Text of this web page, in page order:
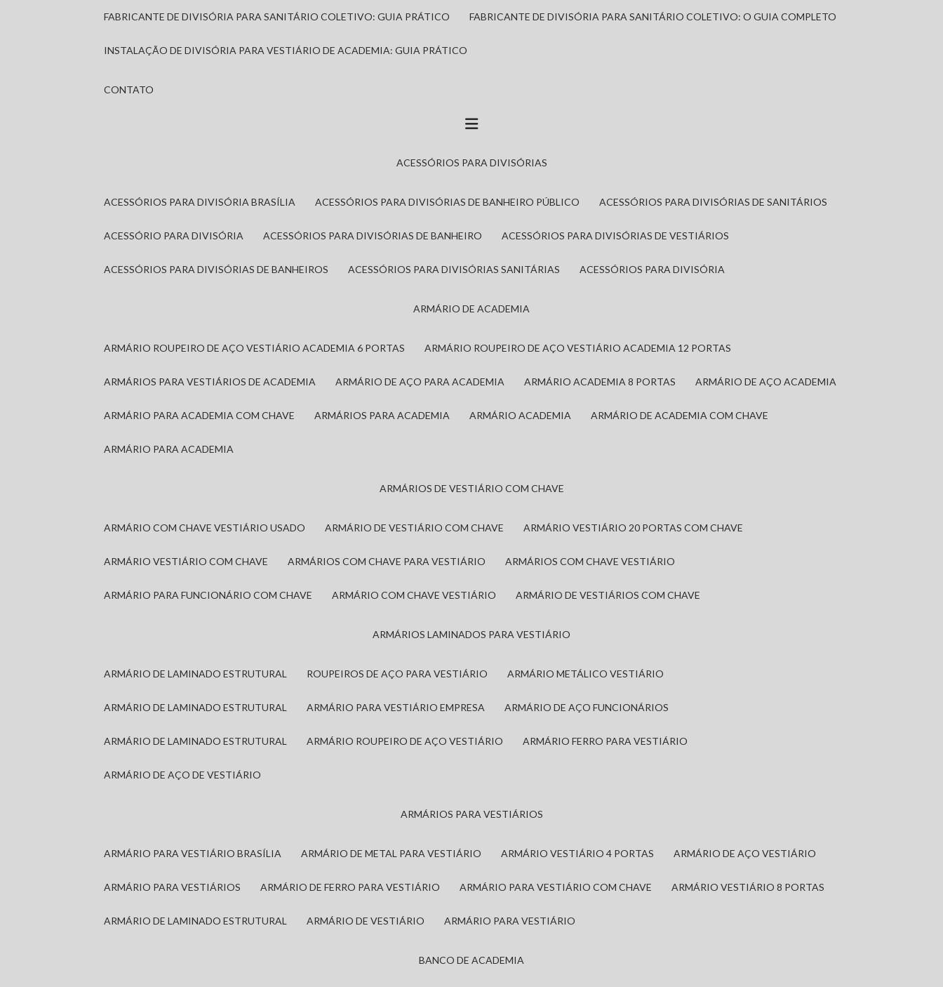
FABRICANTE DE DIVISÓRIA PARA SANITÁRIO COLETIVO: GUIA PRÁTICO FABRICANTE DE DIVISÓRIA PARA SANITÁRIO COLETIVO: O GUIA COMPLETO
INSTALAÇÃO DE DIVISÓRIA PARA VESTIÁRIO DE ACADEMIA: GUIA PRÁTICO
CONTATO
ACESSÓRIOS PARA DIVISÓRIAS
ACESSÓRIOS PARA DIVISÓRIA BRASÍLIA ACESSÓRIOS PARA DIVISÓRIAS DE BANHEIRO PÚBLICO ACESSÓRIOS PARA DIVISÓRIAS DE SANITÁRIOS
ACESSÓRIO PARA DIVISÓRIA ACESSÓRIOS PARA DIVISÓRIAS DE BANHEIRO ACESSÓRIOS PARA DIVISÓRIAS DE VESTIÁRIOS
ACESSÓRIOS PARA DIVISÓRIAS DE BANHEIROS ACESSÓRIOS PARA DIVISÓRIAS SANITÁRIAS ACESSÓRIOS PARA DIVISÓRIA
ARMÁRIO DE ACADEMIA
ARMÁRIO ROUPEIRO DE AÇO VESTIÁRIO ACADEMIA 6 PORTAS ARMÁRIO ROUPEIRO DE AÇO VESTIÁRIO ACADEMIA 12 PORTAS
ARMÁRIOS PARA VESTIÁRIOS DE ACADEMIA ARMÁRIO DE AÇO PARA ACADEMIA ARMÁRIO ACADEMIA 8 PORTAS ARMÁRIO DE AÇO ACADEMIA
ARMÁRIO PARA ACADEMIA COM CHAVE ARMÁRIOS PARA ACADEMIA ARMÁRIO ACADEMIA ARMÁRIO DE ACADEMIA COM CHAVE
ARMÁRIO PARA ACADEMIA
ARMÁRIOS DE VESTIÁRIO COM CHAVE
ARMÁRIO COM CHAVE VESTIÁRIO USADO ARMÁRIO DE VESTIÁRIO COM CHAVE ARMÁRIO VESTIÁRIO 20 PORTAS COM CHAVE
ARMÁRIO VESTIÁRIO COM CHAVE ARMÁRIOS COM CHAVE PARA VESTIÁRIO ARMÁRIOS COM CHAVE VESTIÁRIO
ARMÁRIO PARA FUNCIONÁRIO COM CHAVE ARMÁRIO COM CHAVE VESTIÁRIO ARMÁRIO DE VESTIÁRIOS COM CHAVE
ARMÁRIOS LAMINADOS PARA VESTIÁRIO
ARMÁRIO DE LAMINADO ESTRUTURAL ROUPEIROS DE AÇO PARA VESTIÁRIO ARMÁRIO METÁLICO VESTIÁRIO
ARMÁRIO DE LAMINADO ESTRUTURAL ARMÁRIO PARA VESTIÁRIO EMPRESA ARMÁRIO DE AÇO FUNCIONÁRIOS
ARMÁRIO DE LAMINADO ESTRUTURAL ARMÁRIO ROUPEIRO DE AÇO VESTIÁRIO ARMÁRIO FERRO PARA VESTIÁRIO
ARMÁRIO DE AÇO DE VESTIÁRIO
ARMÁRIOS PARA VESTIÁRIOS
ARMÁRIO PARA VESTIÁRIO BRASÍLIA ARMÁRIO DE METAL PARA VESTIÁRIO ARMÁRIO VESTIÁRIO 4 PORTAS ARMÁRIO DE AÇO VESTIÁRIO
ARMÁRIO PARA VESTIÁRIOS ARMÁRIO DE FERRO PARA VESTIÁRIO ARMÁRIO PARA VESTIÁRIO COM CHAVE ARMÁRIO VESTIÁRIO 8 PORTAS
ARMÁRIO DE LAMINADO ESTRUTURAL ARMÁRIO DE VESTIÁRIO ARMÁRIO PARA VESTIÁRIO
BANCO DE ACADEMIA